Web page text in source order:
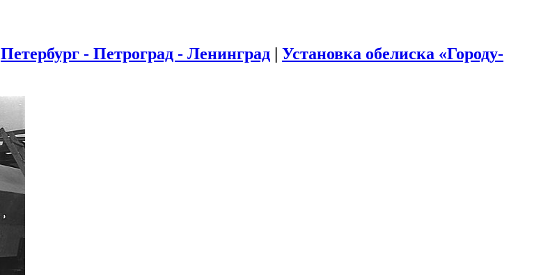
Петербург - Петроград - Ленинград | Установка обелиска «Городу-